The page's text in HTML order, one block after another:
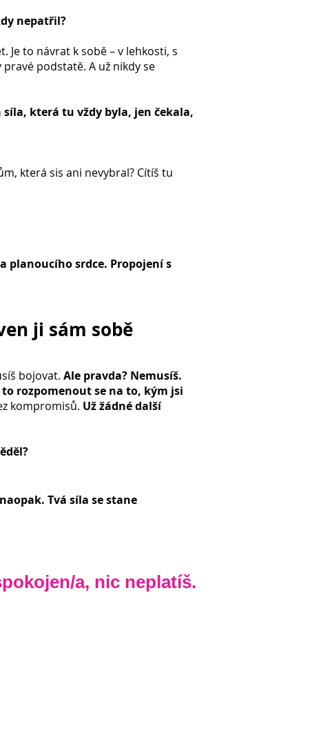
nepatřil?
Je to návrat k sobě – v lehkosti, s
pravé podstatě. A už nikdy se
která tu vždy byla, jen čekala,
která sis ani nevybral? Cítíš tu
planoucího srdce. Propojení s
ji sám sobě
bojovat. Ale pravda? Nemusíš.
rozpomenout se na to, kým jsi
kompromisů. Už žádné další
Tvá síla se stane
a, nic neplatíš.